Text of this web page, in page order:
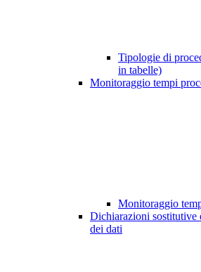
Tipologie di
in tabelle)
Monitoraggio tempi
Monitoraggio
Dichiarazioni
dei dati